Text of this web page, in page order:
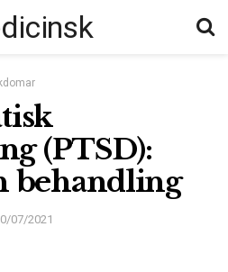
(PTSD):
behandling
07/2021